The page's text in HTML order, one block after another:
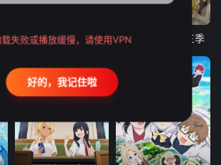
士 古诺希亚 致不灭的你 第三季
载失败或播放缓慢，请使用VPN
好的，我记住啦